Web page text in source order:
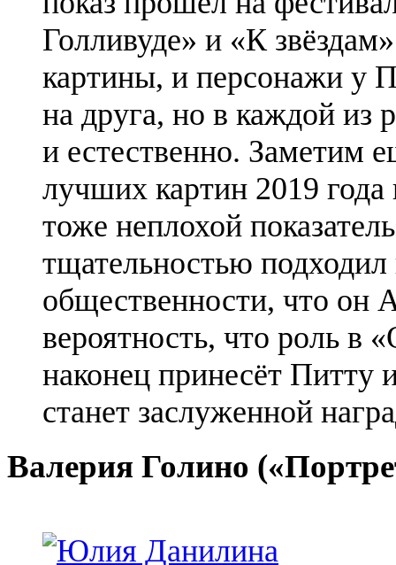
Голливуде» и «К
картины, и персонажи у
на друга, но в каждой из
и естественно. Заметим
лучших картин 2019
тоже неплохой
тщательностью
общественности, что он
вероятность, что роль
наконец принесёт Питту
станет заслуженной
Валерия Голино